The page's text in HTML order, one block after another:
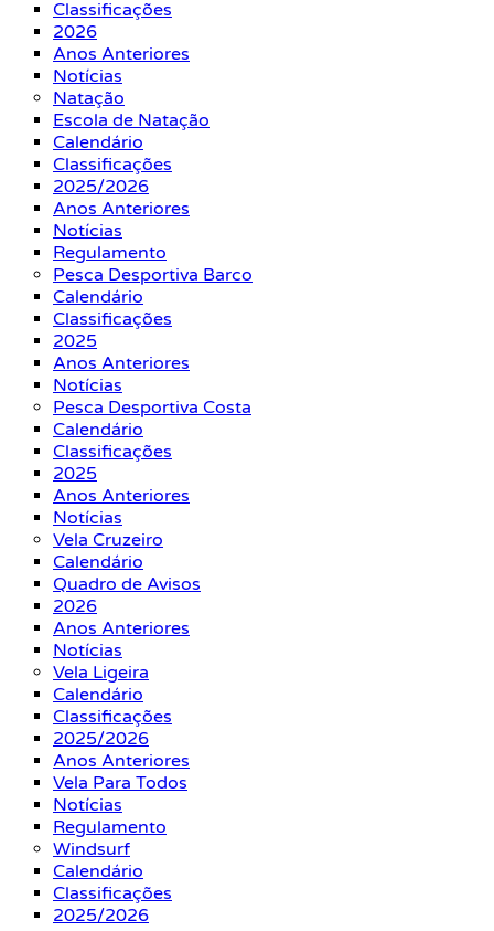
Classificações
2026
Anos Anteriores
Notícias
Natação
Escola de Natação
Calendário
Classificações
2025/2026
Anos Anteriores
Notícias
Regulamento
Pesca Desportiva Barco
Calendário
Classificações
2025
Anos Anteriores
Notícias
Pesca Desportiva Costa
Calendário
Classificações
2025
Anos Anteriores
Notícias
Vela Cruzeiro
Calendário
Quadro de Avisos
2026
Anos Anteriores
Notícias
Vela Ligeira
Calendário
Classificações
2025/2026
Anos Anteriores
Vela Para Todos
Notícias
Regulamento
Windsurf
Calendário
Classificações
2025/2026